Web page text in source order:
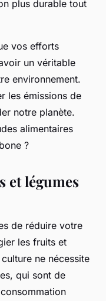
plus durable tout
vos efforts
un véritable
environnement.
les émissions de
notre planète.
alimentaires
?
et légumes
de réduire votre
les fruits et
ne nécessite
qui sont de
consommation